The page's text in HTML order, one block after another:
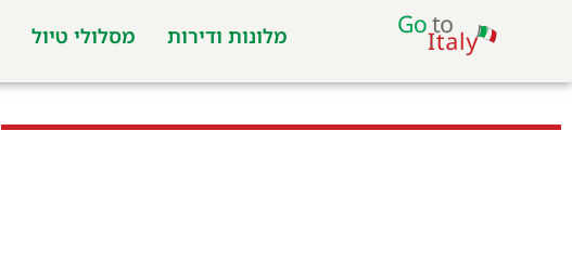
מלונות ודירות מסלולי טיול